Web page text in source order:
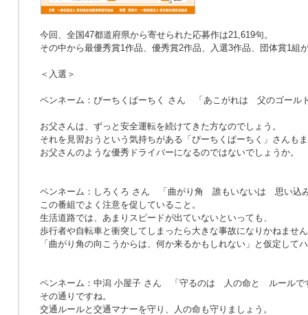
今回、全国47都道府県から寄せられた応募作は21,619句。
その中から最優秀賞1作品、優秀賞2作品、入選3作品、団体賞1組
＜入選＞
ペンネーム：ぴーちくぱーちく さん 「あこがれは 父のゴール
お父さんは、ずっと安全運転を続けてきた方なのでしょう。
それを見習おうという気持ちがある「ぴーちくぱーちく」さんも
お父さんのような優秀ドライバーになるのではないでしょうか。
ペンネーム：しろくろ さん
「曲がり角 誰もいないは 思い込
この番組でよく注意を促していること。
生活道路では、あまりスピードが出ていないといっても、
歩行者や自転車と衝突してしまったら大きな事故になりかねませ
「曲がり角の向こうからは、何か来るかもしれない」と仮定して
ペンネーム：中潟 小屋子 さん 「 守るのは 人の命と ルールで
その通りですね。
交通ルールと交通マナーを守り、人の命も守りましょう。